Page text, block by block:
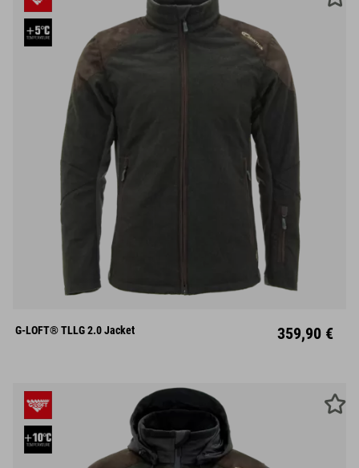
S M
G-LOFT® TLLG 2.0 Jacket 359,90 €